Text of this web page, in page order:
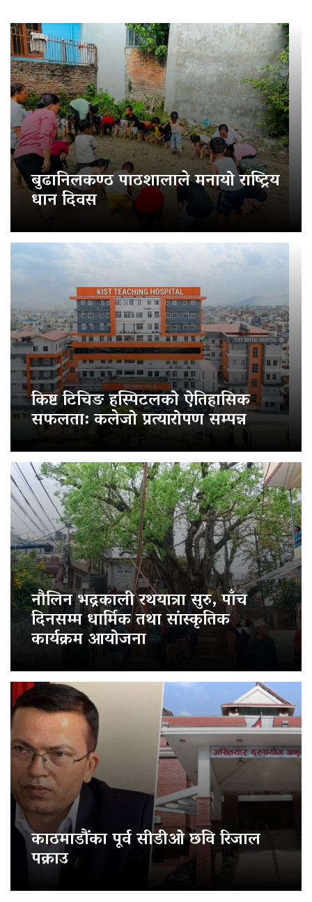
बुढानिलकण्ठ पाठशालाले मनायो राष्ट्रिय
धान दिवस
किष्ट टिचिङ हस्पिटलको ऐतिहासिक
सफलता: कलेजो प्रत्यारोपण सम्पन्न
नौलिन भद्रकाली रथयात्रा सुरु, पाँच
दिनसम्म धार्मिक तथा सांस्कृतिक
कार्यक्रम आयोजना
काठमाडौंका पूर्व सीडीओ छवि रिजाल
पक्राउ